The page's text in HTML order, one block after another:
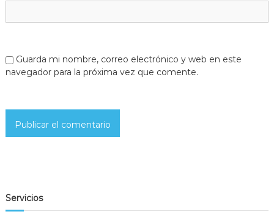
Guarda mi nombre, correo electrónico y web en este
navegador para la próxima vez que comente.
Servicios